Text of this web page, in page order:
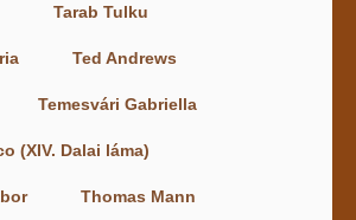
Tarab Tulku
Ted Andrews
Temesvári Gabriella
(XIV. Dalai láma)
Thomas Mann